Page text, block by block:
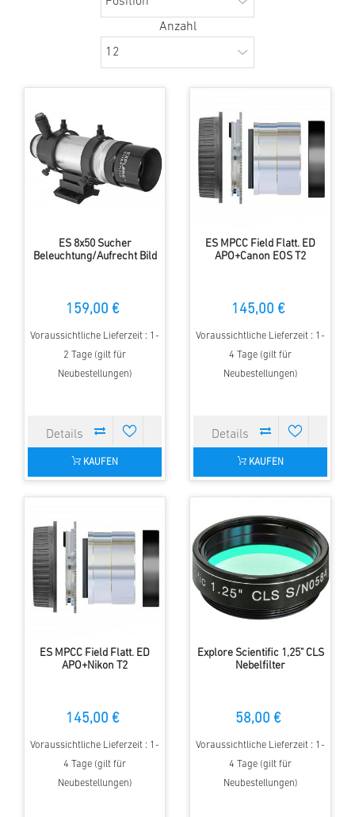
Anzahl
ES 8x50 Sucher
Beleuchtung/Aufrecht Bild
159,00 €
Voraussichtliche Lieferzeit : 1-
2 Tage (gilt für
Neubestellungen)
KAUFEN
ES MPCC Field Flatt. ED
APO+Canon EOS T2
145,00 €
Voraussichtliche Lieferzeit : 1-
4 Tage (gilt für
Neubestellungen)
KAUFEN
ES MPCC Field Flatt. ED
APO+Nikon T2
145,00 €
Voraussichtliche Lieferzeit : 1-
4 Tage (gilt für
Neubestellungen)
Explore Scientific 1,25" CLS
Nebelfilter
58,00 €
Voraussichtliche Lieferzeit : 1-
4 Tage (gilt für
Neubestellungen)